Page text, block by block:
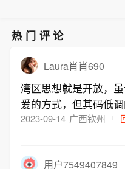
热门评论
Laura肖肖690
湾区思想就是开放，
爱的方式，但其码低
点那啥
2023-09-14 广西钦州
用户7549407849